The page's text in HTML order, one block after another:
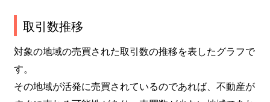
取引数推移
対象の地域の売買された取引数の推移を表したグラフで
す。
その地域が活発に売買されているのであれば、不動産が